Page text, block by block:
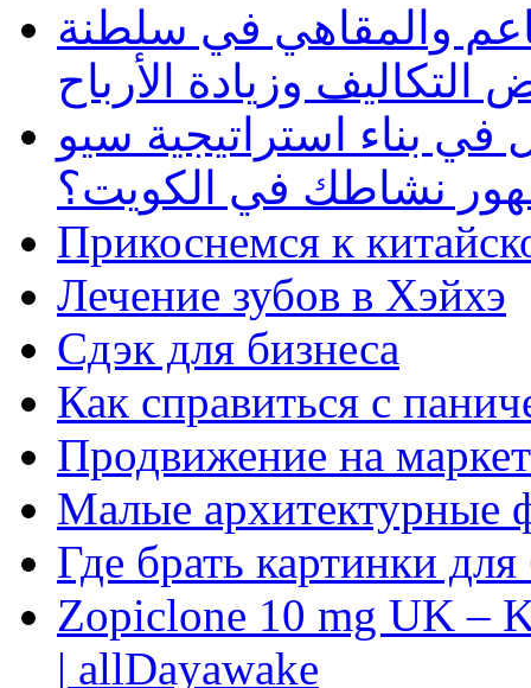
والمقاهي في سلطنة
وزيادة الأرباح
بناء استراتيجية سيو
نشاطك في الكويت؟
Прикоснемся к
Лечение зубов в Хэйхэ
Сдэк для бизнеса
Как справиться с
Продвижение на
Малые архитектурные
Где брать картинки
Zopiclone 10 mg UK –
| allDayawake